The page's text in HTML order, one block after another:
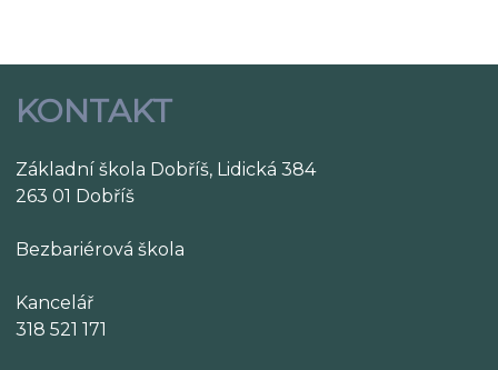
KONTAKT
Základní škola Dobříš, Lidická 384
263 01 Dobříš
Bezbariérová škola
Kancelář
318 521 171